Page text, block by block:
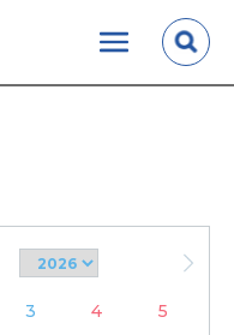
3 4
5